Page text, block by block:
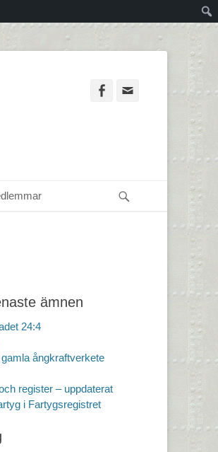
Facebook
ämnen
24:4
ångkraftverkete
register – uppdaterat
i Fartygsregistret